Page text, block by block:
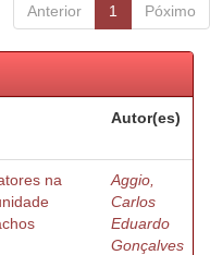
Anterior 1 Póximo
Autor(es)
na
Aggio,
Carlos
Eduardo
Gonçalves